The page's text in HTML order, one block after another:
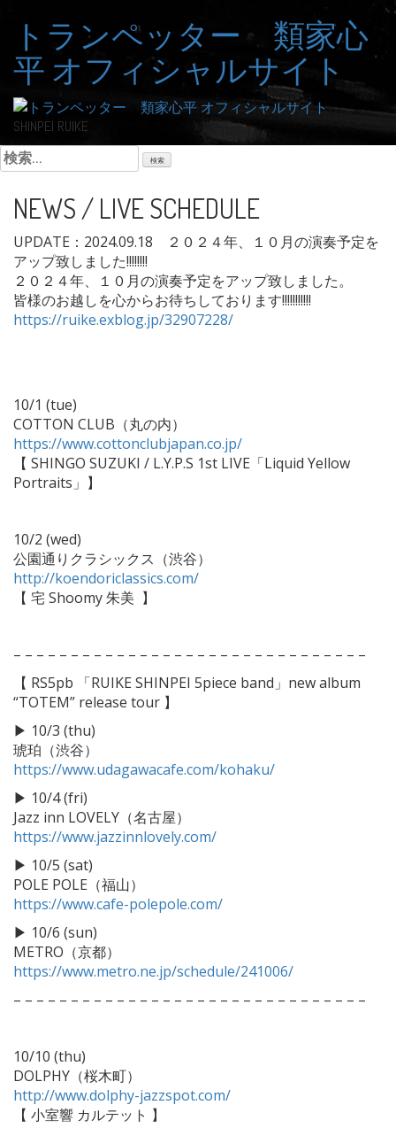
キ
ッ
トランペッター 類家心
平 オフィシャルサイト
SHINPEI RUIKE
検
索:
NEWS / LIVE SCHEDULE
UPDATE：2024.09.18 ２０２４年、１０月の演奏予定を
アップ致しました!!!!!!!!
２０２４年、１０月の演奏予定をアップ致しました。
皆様のお越しを心からお待ちしております!!!!!!!!!!!
https://ruike.exblog.jp/32907228/
10/1 (tue)
COTTON CLUB（丸の内）
https://www.cottonclubjapan.co.jp/
【 SHINGO SUZUKI / L.Y.P.S 1st LIVE「Liquid Yellow
Portraits」】
10/2 (wed)
公園通りクラシックス（渋谷）
http://koendoriclassics.com/
【 宅 Shoomy 朱美 】
– – – – – – – – – – – – – – – – – – – – – – – – – – – – – – –
【 RS5pb 「RUIKE SHINPEI 5piece band」new album
“TOTEM” release tour 】
▶︎ 10/3 (thu)
琥珀（渋谷）
https://www.udagawacafe.com/kohaku/
▶︎ 10/4 (fri)
Jazz inn LOVELY（名古屋）
https://www.jazzinnlovely.com/
▶︎ 10/5 (sat)
POLE POLE（福山）
https://www.cafe-polepole.com/
▶︎ 10/6 (sun)
METRO（京都）
https://www.metro.ne.jp/schedule/241006/
– – – – – – – – – – – – – – – – – – – – – – – – – – – – – – –
10/10 (thu)
DOLPHY（桜木町）
http://www.dolphy-jazzspot.com/
【 小室響 カルテット 】